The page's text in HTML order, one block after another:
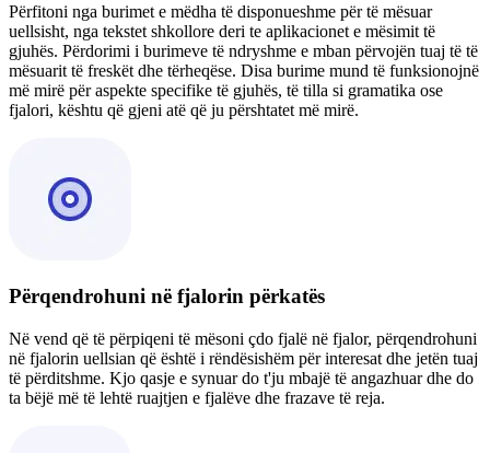
Përfitoni nga burimet e mëdha të disponueshme për të mësuar
uellsisht, nga tekstet shkollore deri te aplikacionet e mësimit të
gjuhës. Përdorimi i burimeve të ndryshme e mban përvojën tuaj të të
mësuarit të freskët dhe tërheqëse. Disa burime mund të funksionojnë
më mirë për aspekte specifike të gjuhës, të tilla si gramatika ose
fjalori, kështu që gjeni atë që ju përshtatet më mirë.
Përqendrohuni në fjalorin përkatës
Në vend që të përpiqeni të mësoni çdo fjalë në fjalor, përqendrohuni
në fjalorin uellsian që është i rëndësishëm për interesat dhe jetën tuaj
të përditshme. Kjo qasje e synuar do t'ju mbajë të angazhuar dhe do
ta bëjë më të lehtë ruajtjen e fjalëve dhe frazave të reja.